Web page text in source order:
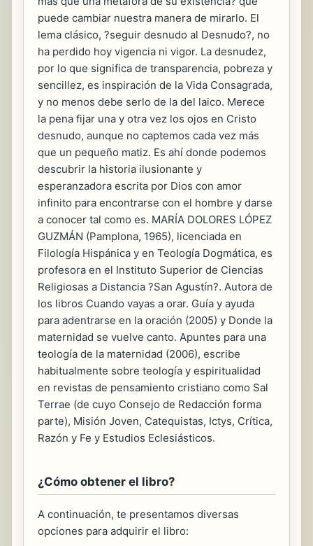
puede cambiar nuestra manera de mirarlo. El
lema clásico, ?seguir desnudo al Desnudo?, no
ha perdido hoy vigencia ni vigor. La desnudez,
por lo que significa de transparencia, pobreza y
sencillez, es inspiración de la Vida Consagrada,
y no menos debe serlo de la del laico. Merece
la pena fijar una y otra vez los ojos en Cristo
desnudo, aunque no captemos cada vez más
que un pequeño matiz. Es ahí donde podemos
descubrir la historia ilusionante y
esperanzadora escrita por Dios con amor
infinito para encontrarse con el hombre y darse
a conocer tal como es. MARÍA DOLORES LÓPEZ
GUZMÁN (Pamplona, 1965), licenciada en
Filología Hispánica y en Teología Dogmática, es
profesora en el Instituto Superior de Ciencias
Religiosas a Distancia ?San Agustín?. Autora de
los libros Cuando vayas a orar. Guía y ayuda
para adentrarse en la oración (2005) y Donde la
maternidad se vuelve canto. Apuntes para una
teología de la maternidad (2006), escribe
habitualmente sobre teología y espiritualidad
en revistas de pensamiento cristiano como Sal
Terrae (de cuyo Consejo de Redacción forma
parte), Misión Joven, Catequistas, Ictys, Crítica,
Razón y Fe y Estudios Eclesiásticos.
¿Cómo obtener el libro?
A continuación, te presentamos diversas
opciones para adquirir el libro: